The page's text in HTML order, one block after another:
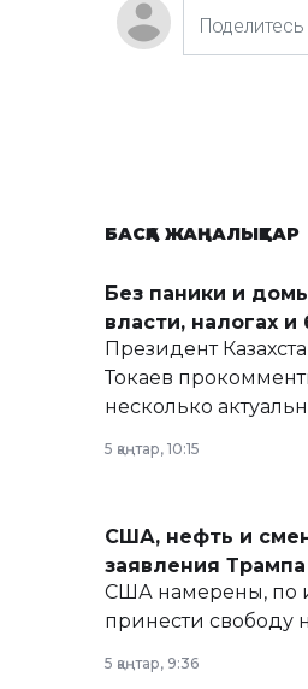
БАСҚА ЖАҢАЛЫҚТАР
Без паники и
власти, налогах
Президент
Токаев
несколько
армии, экономики
5 қаңтар, 10:15
США, нефть и
заявления
США намерены, по
принести свободу
5 қаңтар, 9:36